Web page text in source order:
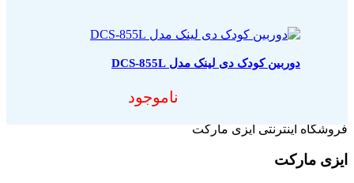
دوربین کودک دی لینک مدل DCS-855L
ناموجود
فروشگاه اینترنتی ایزی مارکت
ایزی مارکت